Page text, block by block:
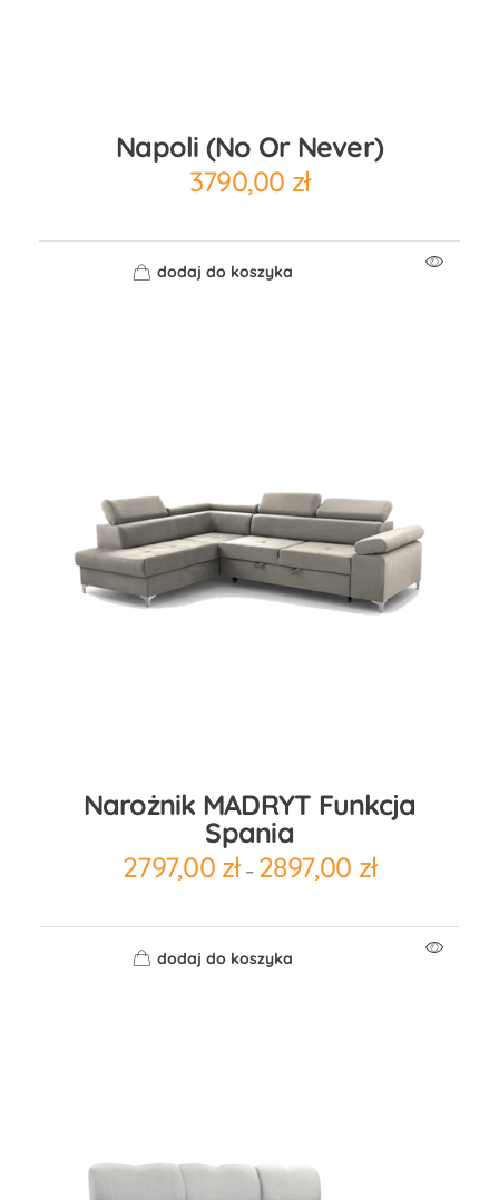
Napoli (no Or Never)
3790,00 zł
dodaj do koszyka
Narożnik MADRYT Funkcja
Spania
2797,00 zł – 2897,00 zł
dodaj do koszyka